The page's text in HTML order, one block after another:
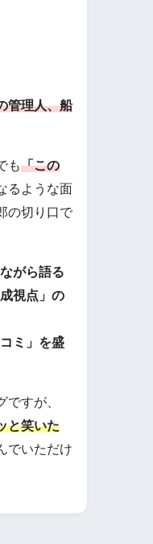
管理人、船
も「この
るような面
の切り口で
がら語る
視点」の
ミ」を盛
すが、
と笑いた
でいただけ